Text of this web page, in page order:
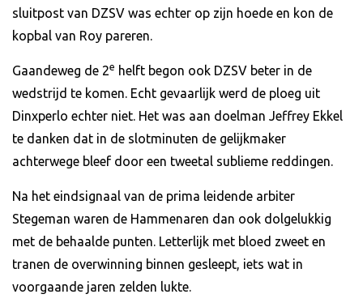
sluitpost van DZSV was echter op zijn hoede en kon de
kopbal van Roy pareren.
Gaandeweg de 2e helft begon ook DZSV beter in de
wedstrijd te komen. Echt gevaarlijk werd de ploeg uit
Dinxperlo echter niet. Het was aan doelman Jeffrey Ekkel
te danken dat in de slotminuten de gelijkmaker
achterwege bleef door een tweetal sublieme reddingen.
Na het eindsignaal van de prima leidende arbiter
Stegeman waren de Hammenaren dan ook dolgelukkig
met de behaalde punten. Letterlijk met bloed zweet en
tranen de overwinning binnen gesleept, iets wat in
voorgaande jaren zelden lukte.